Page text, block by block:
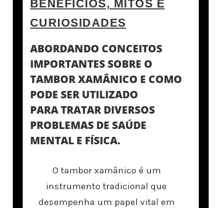
BENEFÍCIOS, MITOS E
CURIOSIDADES
ABORDANDO CONCEITOS
IMPORTANTES SOBRE O
TAMBOR XAMÂNICO E COMO
PODE SER UTILIZADO
PARA TRATAR DIVERSOS
PROBLEMAS DE SAÚDE
MENTAL E FÍSICA.
O tambor xamânico é um
instrumento tradicional que
desempenha um papel vital em